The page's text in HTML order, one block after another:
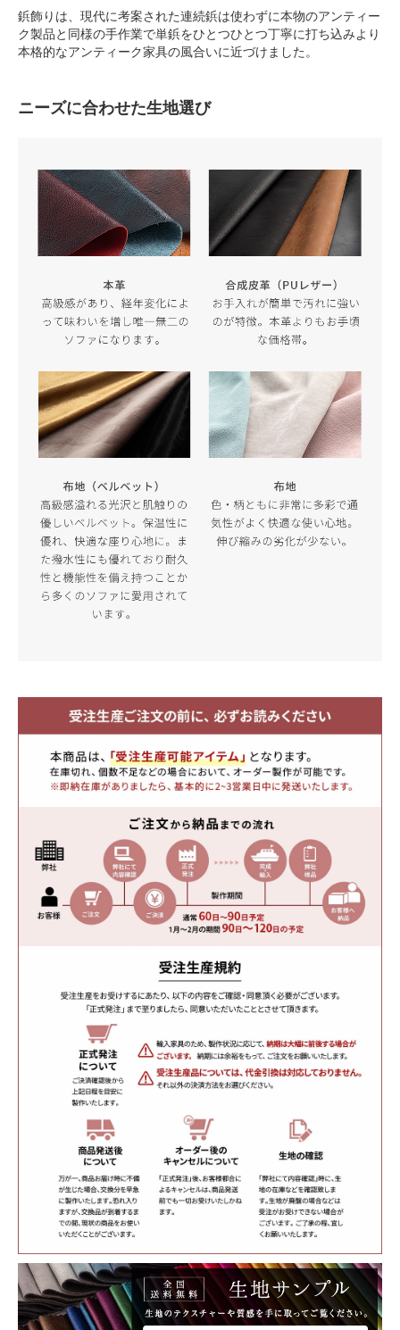
鋲飾りは、現代に考案された連続鋲は使わずに本物のアンティー
ク製品と同様の手作業で単鋲をひとつひとつ丁寧に打ち込みより
本格的なアンティーク家具の風合いに近づけました。
ニーズに合わせた生地選び